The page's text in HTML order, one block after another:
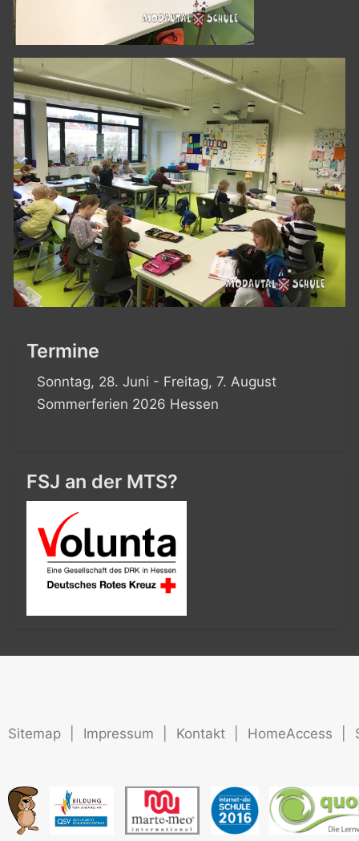
Termine
Sonntag, 28. Juni - Freitag, 7. August
Sommerferien 2026 Hessen
FSJ an der MTS?
Sitemap Impressum Kontakt HomeAccess